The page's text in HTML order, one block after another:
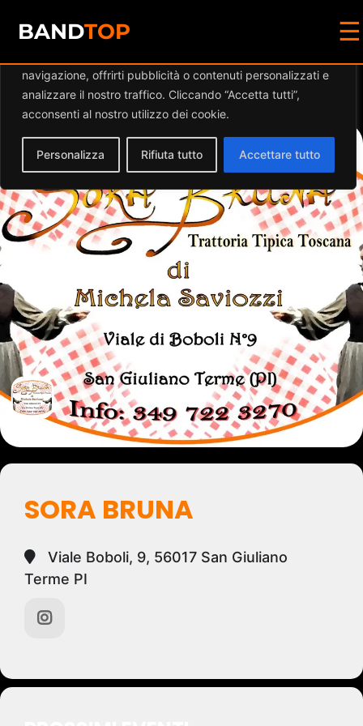
Diamo valore alla tua privacy
navigazione, offrirti pubblicità o contenuti personalizzati e
analizzare il nostro traffico. Cliccando “Accetta tutti”,
acconsenti al nostro utilizzo dei cookie.
Personalizza Rifiuta tutto Accettare tutto
BANDTOP ☰
Events at this location
SORA BRUNA
Viale Boboli, 9, 56017 San Giuliano
Terme PI